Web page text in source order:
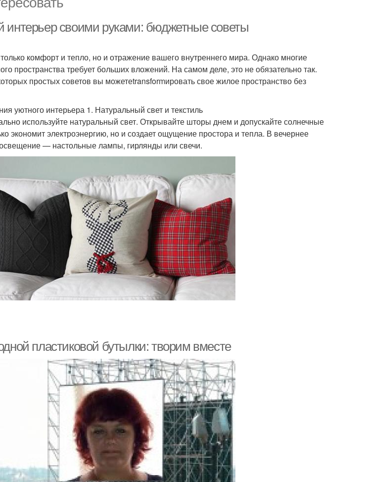
интерьер своими руками: бюджетные советы
комфорт и тепло, но и отражение вашего внутреннего мира. Однако многие
пространства требует больших вложений. На самом деле, это не обязательно так.
простых советов вы можетеtransformировать свое жилое пространство без
уютного интерьера 1. Натуральный свет и текстиль
используйте натуральный свет. Открывайте шторы днем и допускайте солнечные
экономит электроэнергию, но и создает ощущение простора и тепла. В вечернее
— настольные лампы, гирлянды или свечи.
пластиковой бутылки: творим вместе